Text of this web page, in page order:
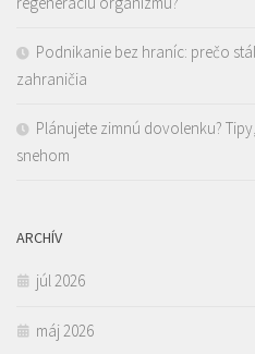
Podnikanie bez hraníc: prečo
zahraničia
Plánujete zimnú dovolenku?
snehom
ARCHÍV
júl 2026
máj 2026